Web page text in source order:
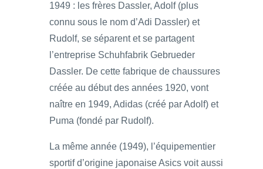
1949 : les frères Dassler, Adolf (plus
connu sous le nom d’Adi Dassler) et
Rudolf, se séparent et se partagent
l’entreprise Schuhfabrik Gebrueder
Dassler. De cette fabrique de chaussures
créée au début des années 1920, vont
naître en 1949, Adidas (créé par Adolf) et
Puma (fondé par Rudolf).
La même année (1949), l’équipementier
sportif d’origine japonaise Asics voit aussi